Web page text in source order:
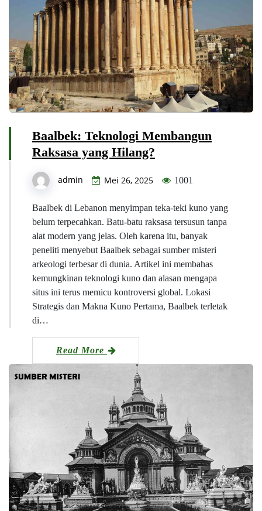
Baalbek: Teknologi Membangun
Raksasa yang Hilang?
admin Mei 26, 2025 1001
Baalbek di Lebanon menyimpan teka-teki kuno yang
belum terpecahkan. Batu-batu raksasa tersusun tanpa
alat modern yang jelas. Oleh karena itu, banyak
peneliti menyebut Baalbek sebagai sumber misteri
arkeologi terbesar di dunia. Artikel ini membahas
kemungkinan teknologi kuno dan alasan mengapa
situs ini terus memicu kontroversi global. Lokasi
Strategis dan Makna Kuno Pertama, Baalbek terletak
di…
Read More